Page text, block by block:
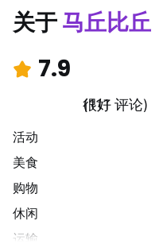
关于马丘比丘
7.9
很好
(111 评论)
活动
美食
购物
休闲
运输